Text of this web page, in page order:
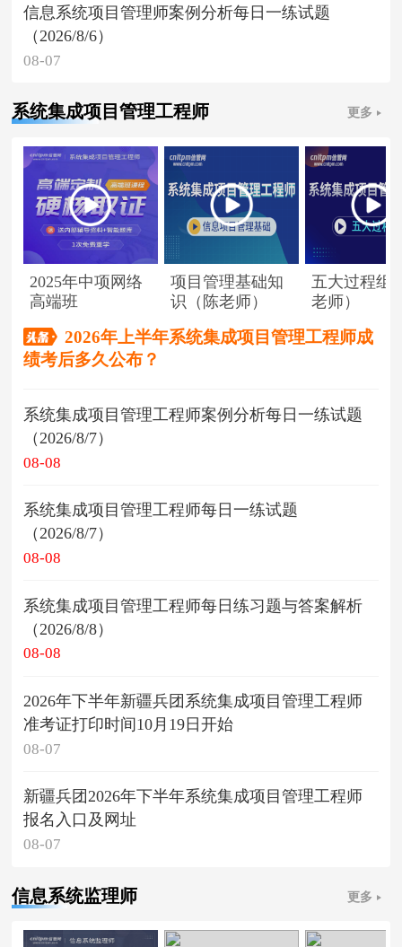
信息系统项目管理师案例分析每日一练试题
（2026/8/6）
08-07
系统集成项目管理工程师 更多
2025年中项网络
高端班
项目管理基础知
识（陈老师）
五大过程组
老师）
2026年上半年系统集成项目管理工程师成
绩考后多久公布？
系统集成项目管理工程师案例分析每日一练试题
（2026/8/7）
08-08
系统集成项目管理工程师每日一练试题
（2026/8/7）
08-08
系统集成项目管理工程师每日练习题与答案解析
（2026/8/8）
08-08
2026年下半年新疆兵团系统集成项目管理工程师
准考证打印时间10月19日开始
08-07
新疆兵团2026年下半年系统集成项目管理工程师
报名入口及网址
08-07
信息系统监理师 更多